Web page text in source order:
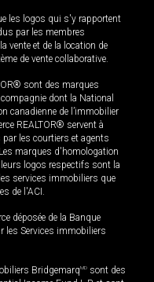
les logos qui s'y rapportent
par les membres
vente et de la location de
de vente collaborative.
sont des marques
dont la National
canadienne de l’immobilier
REALTOR® servent à
les courtiers et agents
marques d'homologation
logos respectifs sont la
services immobiliers que
de l'ACI.
déposée de la Banque
les Services immobiliers
BridgemarqMD sont des